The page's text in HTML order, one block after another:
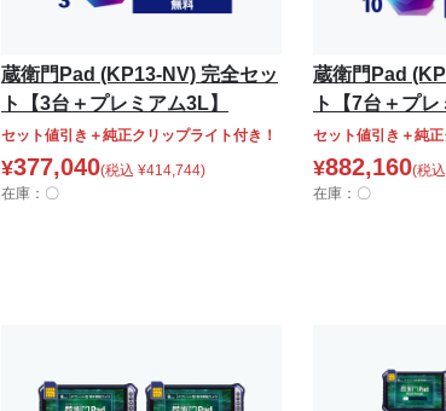
蔵衛門Pad (KP13-NV) 完全セッ
ト【3台＋プレミアム3L】
セット値引き＋純正クリップライト付き！
¥377,040(税込 ¥414,744)
在庫：〇
蔵衛門Pad
ト【7台＋プレ
セット値引き＋純
¥882,160(税込
在庫：〇